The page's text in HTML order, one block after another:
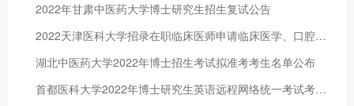
2022年甘肃中医药大学博士研究生招生复试公告
2022天津医科大学招录在职临床医师申请临床医学、口腔医学博士学位通知
湖北中医药大学2022年博士招生考试拟准考考生名单公布
首都医科大学2022年博士研究生英语远程网络统一考试考生须知